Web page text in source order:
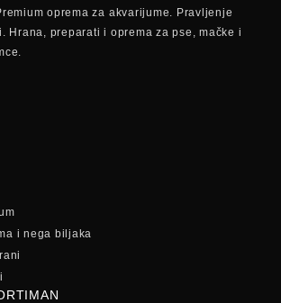
oprema za akvarijume. Pravljenje
Hrana, preparati i oprema za pse, mačke i
i nega biljaka